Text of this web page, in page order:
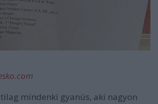
mindenki gyanús, aki nagyon